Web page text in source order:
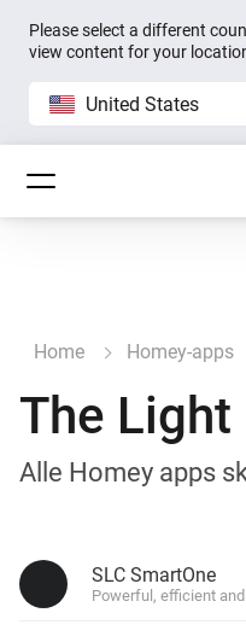
Please select a different
view content for your
United States
Home Homey-apps
The Light
Alle Homey apps
SLC SmartOne
Powerful, efficient